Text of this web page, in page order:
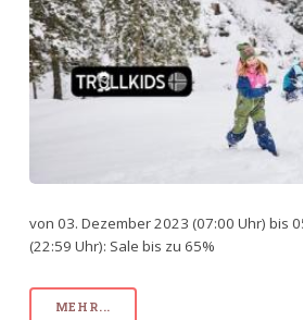
von 03. Dezember 2023 (07:00 Uhr) bis
(22:59 Uhr): Sale bis zu 65%
MEHR...